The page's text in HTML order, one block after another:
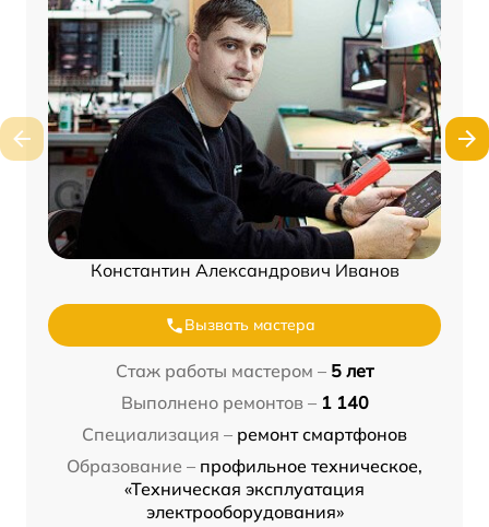
Константин Александрович Иванов
Вызвать мастера
Стаж работы мастером – 5 лет
Выполнено ремонтов – 1 140
Специализация – ремонт смартфонов
Образование – профильное техническое,
«Техническая эксплуатация
электрооборудования»